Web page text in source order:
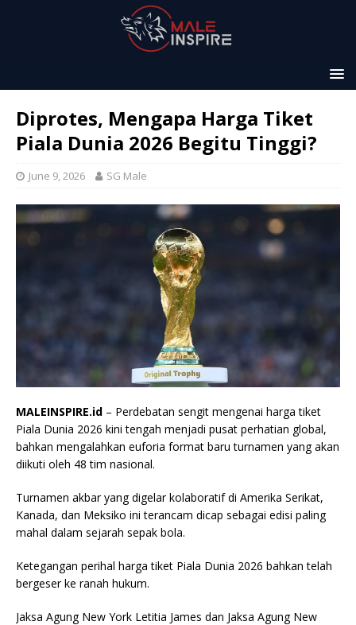
Diprotes, Mengapa Harga Tiket
Piala Dunia 2026 Begitu Tinggi?
June 9, 2026 SG Male
MALEINSPIRE.id – Perdebatan sengit mengenai harga tiket
Piala Dunia 2026 kini tengah menjadi pusat perhatian global,
bahkan mengalahkan euforia format baru turnamen yang akan
diikuti oleh 48 tim nasional.
Turnamen akbar yang digelar kolaboratif di Amerika Serikat,
Kanada, dan Meksiko ini terancam dicap sebagai edisi paling
mahal dalam sejarah sepak bola.
Ketegangan perihal harga tiket Piala Dunia 2026 bahkan telah
bergeser ke ranah hukum.
Jaksa Agung New York Letitia James dan Jaksa Agung New